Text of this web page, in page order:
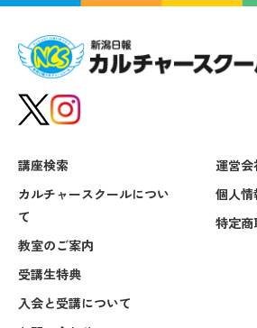
講座検索
カルチャースクールについ
て
教室のご案内
受講生特典
入会と受講について
運営会
個人情
特定